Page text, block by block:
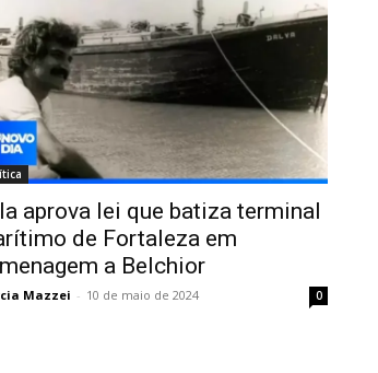
aprova lei que batiza terminal
de Fortaleza em
a Belchior
Mazzei - 10 de maio de 2024 0